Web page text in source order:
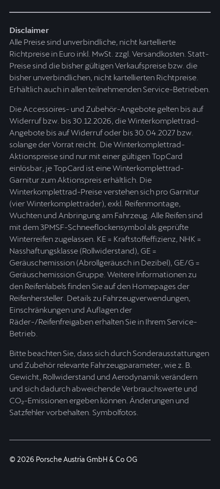
Disclaimer
Alle Preise sind unverbindliche, nicht kartellierte
Richtpreise in Euro inkl. MwSt. zzgl. Versandkosten. Statt-
Preise sind die bisher gültigen Verkaufspreise bzw. die
bisher unverbindlichen, nicht kartellierten Richtpreise.
Erhältlich auch in allen teilnehmenden Service-Betrieben.
Die Accessoires- und Zubehör-Angebote gelten bis auf
Widerruf bzw. bis 30.12.2026, die Winterkomplettrad-
Angebote bis auf Widerruf oder bis 30.04.2027 bzw.
solange der Vorrat reicht. Die Winterkomplettrad-
Aktionspreise sind nur mit einer gültigen TopCard
einlösbar, je TopCard ist eine Winterkomplettrad-
Garnitur zum Aktionspreis erhältlich. Die
Winterkomplettrad-Preise verstehen sich pro Garnitur
(vier Winterkompletträder), exkl. Reifenmontage,
Wuchten und Anbringung am Fahrzeug. Alle Reifen sind
mit dem 3PMSF-Schneeflockensymbol als geprüfte
Winterreifen zugelassen. KE = Kraftstoffeffizienz, NHK =
Nasshaftungsklasse (Rollwiderstand), GE =
Geräuschemission (Abrollgeräusch in Dezibel), GE/G =
Geräuschemission Gruppe. Weitere Informationen zu
den Reifenlabels finden Sie auf den Homepages der
Reifenhersteller. Details zu Fahrzeugverwendungen,
Einschränkungen und Auflagen der
Räder-/Reifenfreigaben erhalten Sie in Ihrem Service-
Betrieb.
Bitte beachten Sie, dass sich durch Sonderausstattungen
und Zubehör relevante Fahrzeugparameter, wie z. B.
Gewicht, Rollwiderstand und Aerodynamik verändern
und sich dadurch abweichende Verbrauchswerte und
CO₂-Emissionen ergeben können. Änderungen und
Satzfehler vorbehalten. Symbolfotos.
© 2026 Porsche Austria GmbH & Co OG